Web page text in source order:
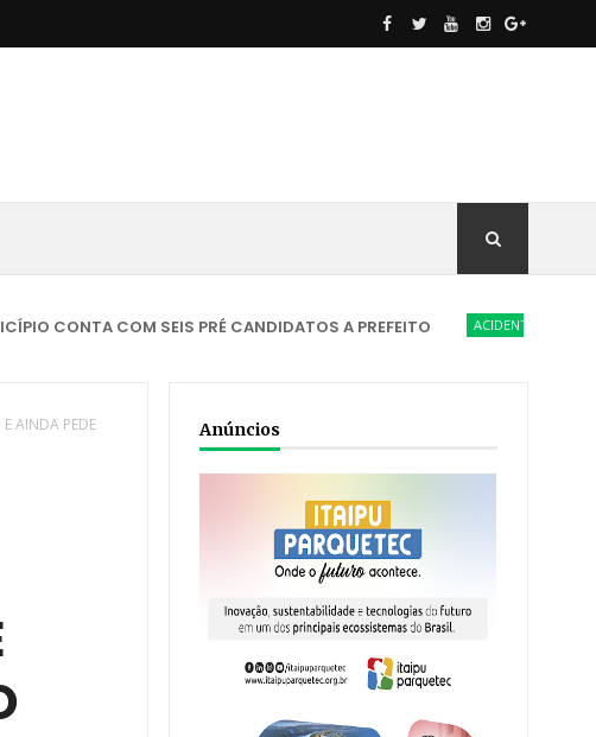
COM SEIS PRÉ CANDIDATOS A PREFEITO ACIDENTE NOVA
AINDA PEDE
Anúncios